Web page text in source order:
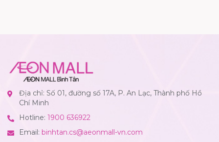
Địa chỉ: Số 01, đường số 17A, P. An Lạc, Thành phố Hồ
Chí Minh
Hotline: 1900 636922
Email: binhtan.cs@aeonmall-vn.com